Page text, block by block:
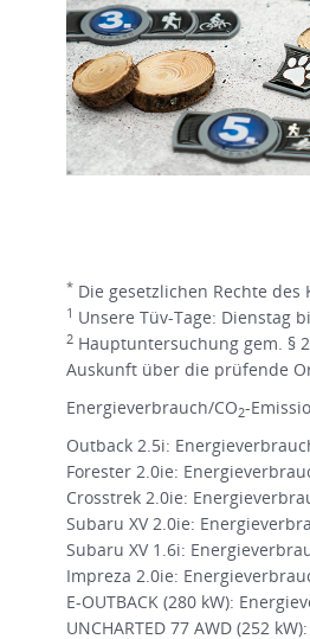
* Die gesetzlichen Rechte
1 Unsere Tüv-Tage: Dienstag
2 Hauptuntersuchung gem. §
Auskunft über die prüfende
Energieverbrauch/CO2-
Outback 2.5i:
Forester 2.0ie:
Crosstrek 2.0ie:
Subaru XV 2.0ie:
Subaru XV 1.6i:
Impreza 2.0ie:
E-OUTBACK (280 kW):
UNCHARTED 77 AWD (252